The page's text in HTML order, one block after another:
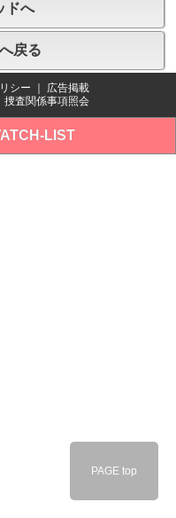
ドへ
戻る
シー
広告掲載
捜査関係事項照会
LIST
PAGE top